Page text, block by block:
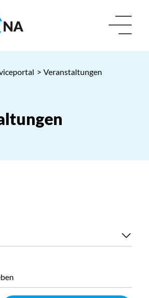
> Veranstaltungen